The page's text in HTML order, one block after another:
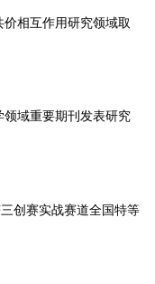
相互作用研究领域取
域重要期刊发表研究
创赛实战赛道全国特等